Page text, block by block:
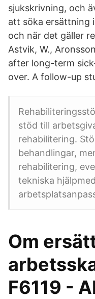
sjukskrivning, och
att söka ersättning
och när det gäller
Astvik, W.,
after long-term
over. A follow-up
stöd till
rehabilitering.
behandlingar,
rehabilitering,
tekniska
Om
F6119 -